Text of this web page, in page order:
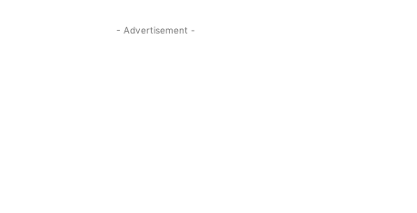
- Advertisement -